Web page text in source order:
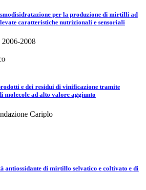
per la produzione di mirtilli ad
caratteristiche nutrizionali e sensoriali
2008
e dei residui di vinificazione tramite
molecole ad alto valore aggiunto
Cariplo
antiossidante di mirtillo selvatico e coltivato e di